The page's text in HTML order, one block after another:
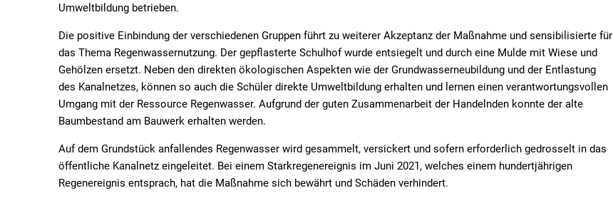
Umweltbildung betrieben.
Die positive Einbindung der verschiedenen Gruppen führt zu weiterer Akzeptanz der Maßnahme und sensibilisierte für
das Thema Regenwassernutzung. Der gepflasterte Schulhof wurde entsiegelt und durch eine Mulde mit Wiese und
Gehölzen ersetzt. Neben den direkten ökologischen Aspekten wie der Grundwasserneubildung und der Entlastung
des Kanalnetzes, können so auch die Schüler direkte Umweltbildung erhalten und lernen einen verantwortungsvollen
Umgang mit der Ressource Regenwasser. Aufgrund der guten Zusammenarbeit der Handelnden konnte der alte
Baumbestand am Bauwerk erhalten werden.
Auf dem Grundstück anfallendes Regenwasser wird gesammelt, versickert und sofern erforderlich gedrosselt in das
öffentliche Kanalnetz eingeleitet. Bei einem Starkregenereignis im Juni 2021, welches einem hundertjährigen
Regenereignis entsprach, hat die Maßnahme sich bewährt und Schäden verhindert.